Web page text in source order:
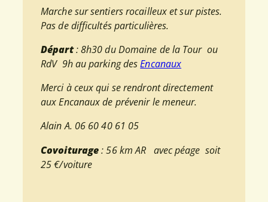
Marche sur sentiers rocailleux et sur pistes.
Pas de difficultés particulières.
Départ: 8h30 du Domaine de la Tour ou
RdV 9h au parking desEncanaux
Merci à ceux qui se rendront directement
aux Encanaux de prévenir le meneur.
Alain A. 06 60 40 61 05
Covoiturage: 56 km AR avec péage soit
25 €/voiture